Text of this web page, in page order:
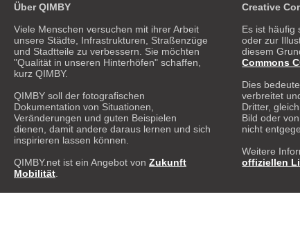
Über QIMBY
Viele Menschen versuchen mit ihrer Arbeit
unsere Städte, Infrastrukturen, Straßenzüge
und Stadtteile zu verbessern. Sie möchten
"Qualität in unseren Hinterhöfen" schaffen,
kurz QIMBY.
QIMBY soll der fotografischen
Dokumentation von Situationen,
Veränderungen und guten Beispielen
dienen, damit andere daraus lernen und sich
inspirieren lassen können.
QIMBY.net ist ein Angebot von Zukunft
Mobilität
Creative
Es ist häufig
oder zur
diesem
Commons
Dies
verbreitet
Dritter,
Bild oder
nicht
Weitere
offiziellen